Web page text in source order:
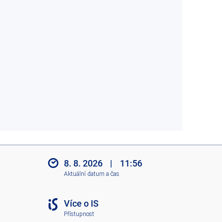
8. 8. 2026 | 11:56
Aktuální datum a čas
Více o IS
Přístupnost